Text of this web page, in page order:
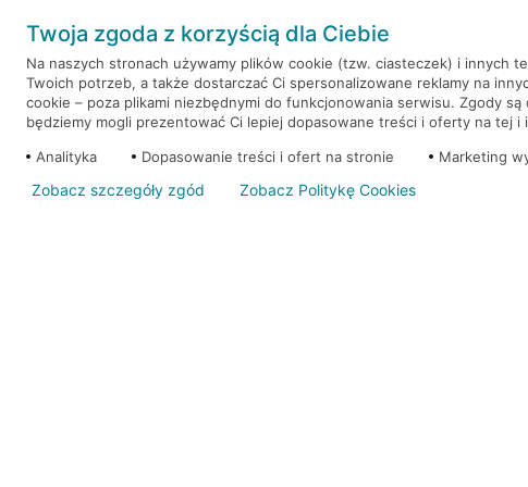
RRSO: 9,6%
WEŹ KREDYT NOTA PRAWNA
Twoja zgoda z korzyścią dla Ciebie
Na naszych stronach używamy plików cookie (tzw. ciasteczek) i innych
Twoich potrzeb, a także dostarczać Ci spersonalizowane reklamy na
cookie – poza plikami niezbędnymi do funkcjonowania serwisu. Zgody
będziemy mogli prezentować Ci lepiej dopasowane treści i oferty na tej i
Analityka
Dopasowanie treści i ofert na stronie Marketing
Zobacz szczegóły zgód Zobacz Politykę Cookies